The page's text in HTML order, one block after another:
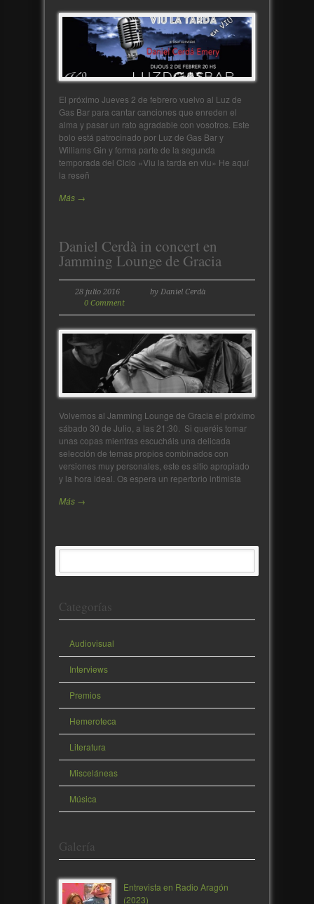
El próximo Jueves 2 de febrero vuelvo al Luz de
Gas Bar para cantar canciones que enreden el
alma y pasar un rato agradable con vosotros. Este
bolo está patrocinado por Luz de Gas Bar y
Williams Gin y forma parte de la segunda
temporada del Clclo «Viu la tarda en viu» He aquí
la reseñ
Más →
Daniel Cerdà in concert en
Jamming Lounge de Gracia
28 julio 2016
by Daniel Cerdà
0 Comment
Volvemos al Jamming Lounge de Gracia el próximo
sábado 30 de Julio, a las 21:30. Si queréis tomar
unas copas mientras escucháis una delicada
selección de temas propios combinados con
versiones muy personales, este es sitio apropiado
y la hora ideal. Os espera un repertorio intimista
Más →
Categorías
Audiovisual
Interviews
Premios
Hemeroteca
Literatura
Misceláneas
Música
Galería
Entrevista en Radio Aragón
(2023)